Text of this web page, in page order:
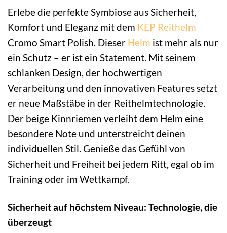
Erlebe die perfekte Symbiose aus Sicherheit,
Komfort und Eleganz mit dem KEP Reithelm
Cromo Smart Polish. Dieser Helm ist mehr als nur
ein Schutz – er ist ein Statement. Mit seinem
schlanken Design, der hochwertigen
Verarbeitung und den innovativen Features setzt
er neue Maßstäbe in der Reithelmtechnologie.
Der beige Kinnriemen verleiht dem Helm eine
besondere Note und unterstreicht deinen
individuellen Stil. Genieße das Gefühl von
Sicherheit und Freiheit bei jedem Ritt, egal ob im
Training oder im Wettkampf.
Sicherheit auf höchstem Niveau: Technologie, die
überzeugt